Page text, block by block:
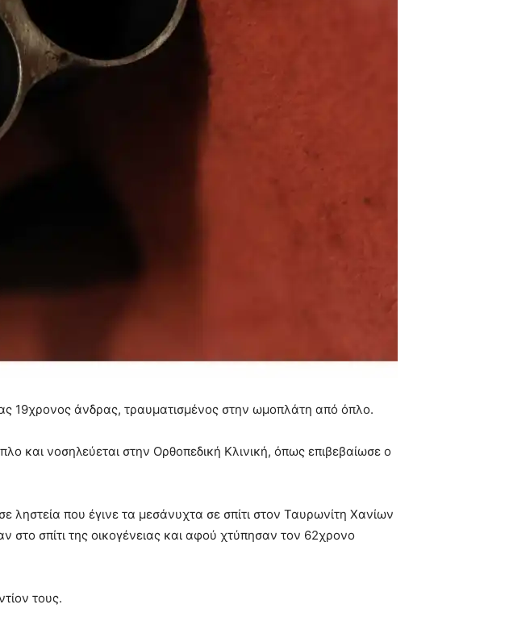
19χρονος άνδρας, τραυματισμένος στην ωμοπλάτη από όπλο.
νοσηλεύεται στην Ορθοπεδική Κλινική, όπως επιβεβαίωσε ο
που έγινε τα μεσάνυχτα σε σπίτι στον Ταυρωνίτη Χανίων
σπίτι της οικογένειας και αφού χτύπησαν τον 62χρονο
τους.